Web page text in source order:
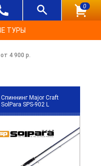
0
ТУРЫ
4 900 р.
Спиннинг Major Craft
SolPara SPS-902 L